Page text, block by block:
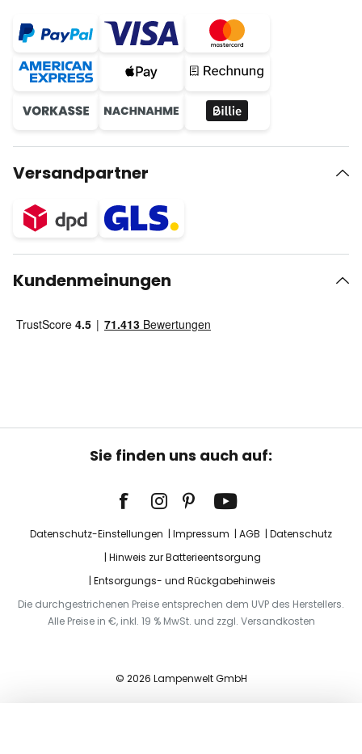
Versandpartner
Kundenmeinungen
Sie finden uns auch auf:
Datenschutz-Einstellungen Impressum AGB
Datenschutz
Hinweis zur Batterieentsorgung
Entsorgungs- und Rückgabehinweis
Die durchgestrichenen Preise entsprechen dem UVP des Herstellers.
Alle Preise in €, inkl. 19 % MwSt. und zzgl. Versandkosten
© 2026 Lampenwelt GmbH